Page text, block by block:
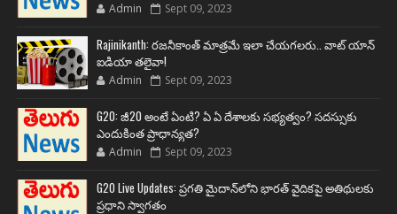
Admin Sept 09, 2023
Rajinikanth: రజనీకాంత్ మాత్రమే ఇలా చేయగలరు.. వాట్ యాన్
ఐడియా తలైవా!
Admin Sept 09, 2023
G20: జీ20 అంటే ఏంటి? ఏ ఏ దేశాలకు సభ్యత్వం? సదస్సుకు
ఎందుకింత ప్రాధాన్యత?
Admin Sept 09, 2023
G20 Live Updates: ప్రగతి మైదాన్‌లోని భారత్ వైదికపై అతిథులకు
ప్రధాని స్వాగతం